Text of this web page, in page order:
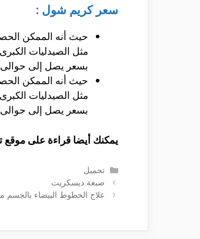
سعر كريم شول :
حيث أنه الممكن
مثل الصيدليات
بسعر يصل إلى حوالى 250 جنيه مصرى من أجل العبوة الواحدة.
حيث أنه الممكن
مثل الصيدليات
بسعر يصل إلى حوالى 52 ريال سعودى من أجل العبوة الواحدة.
يمكنك أيضا قراءة على موقع
التصنيفات
تجميل
صبغة ديسكريت
علاج الخطوط البيضاء